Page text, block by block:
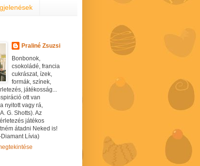
Praliné Zsuzsi
Bonbonok,
csokoládé, francia
cukrászat, ízek,
formák, színek,
játékosság...
ott van
nyitott vagy rá,
G. Shotts). Az
játékos
átadni Neked is!
Lívia)